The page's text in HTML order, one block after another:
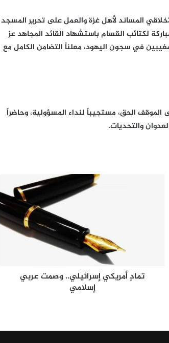
المساند لأهل غزة والعمل على تحرير المسجد
لكتائب القسام باستشهاد القائد المجاهد عز
في سجون اليهود، معلناً التضامن الكامل مع
الحق، مستجيباً لنداء المسؤولية، وحاضراً
والتحديات.
​تمادٍ أمريكي إسرائيلي.. وصمت عربي
إسلامي